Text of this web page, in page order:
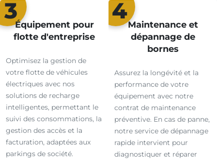
3
Équipement pour
flotte d'entreprise
Optimisez la gestion de
votre flotte de véhicules
électriques avec nos
solutions de recharge
intelligentes, permettant le
suivi des consommations, la
gestion des accès et la
facturation, adaptées aux
parkings de société.
4
Maintenance et
dépannage de
bornes
Assurez la longévité et la
performance de votre
équipement avec notre
contrat de maintenance
préventive. En cas de panne,
notre service de dépannage
rapide intervient pour
diagnostiquer et réparer